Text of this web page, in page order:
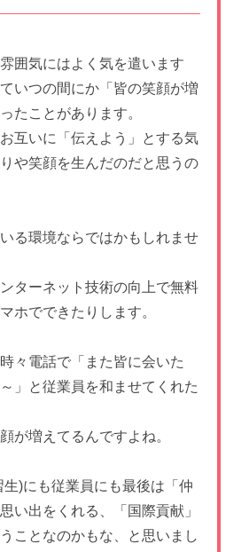
囲気にはよく気を遣います
いつの間にか「皆の笑顔が増
たことがあります。
互いに「伝えよう」とする気
や笑顔を生んだのだと思うの
る環境ならではかもしれませ
ターネット技術の向上で無料
ホでできたりします。
々電話で「また皆に会いた
」と従業員を和ませてくれた
が増えてるんですよね。
)にも従業員にも最後は「仲
い出をくれる、「国際貢献」
ことなのかもな、と思いまし